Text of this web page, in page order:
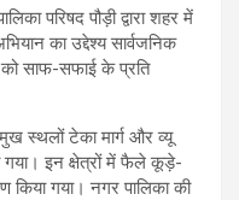
परिषद पौड़ी द्वारा शहर में
का उद्देश्य सार्वजनिक
को साफ-सफाई के प्रति
स्थलों टेका मार्ग और व्यू
गया। इन क्षेत्रों में फैले कूड़े-
किया गया। नगर पालिका की